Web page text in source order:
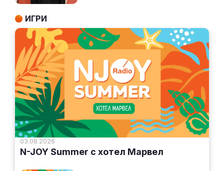
ИГРИ
03.08.2026
N-JOY Summer с хотел Марвел